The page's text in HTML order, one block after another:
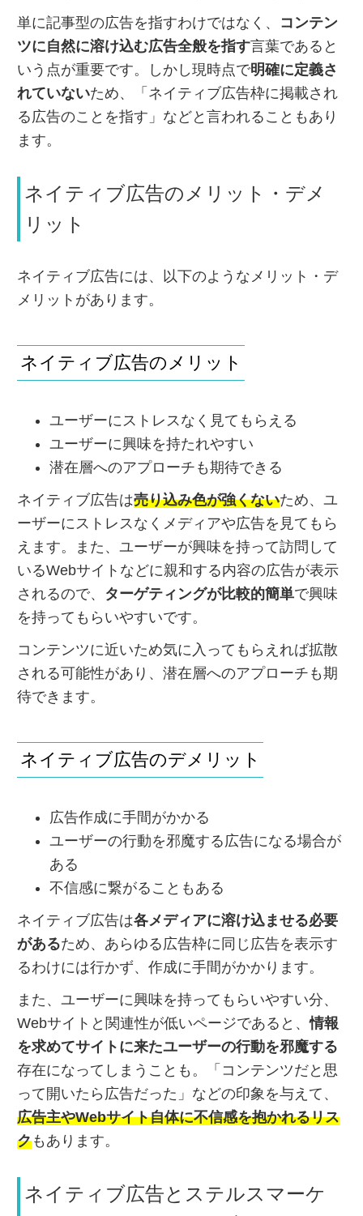
単に記事型の広告を指すわけではなく、 コンテン
ツに自然に溶け込む広告全般を指す言葉であると
いう点が重要です。しかし現時点で明確に定義さ
れていないため、「ネイティブ広告枠に掲載され
る広告のことを指す」などと言われることもあり
ます。
ネイティブ広告のメリット・デメ
リット
ネイティブ広告には、以下のようなメリット・デ
メリットがあります。
ネイティブ広告のメリット
ユーザーにストレスなく見てもらえる
ユーザーに興味を持たれやすい
潜在層へのアプローチも期待できる
ネイティブ広告は売り込み色が強くないため、ユ
ーザーにストレスなくメディアや広告を見てもら
えます。また、ユーザーが興味を持って訪問して
いるWebサイトなどに親和する内容の広告が表示
されるので、 ターゲティングが比較的簡単で興味
を持ってもらいやすいです。
コンテンツに近いため気に入ってもらえれば拡散
される可能性があり、潜在層へのアプローチも期
待できます。
ネイティブ広告のデメリット
広告作成に手間がかかる
ユーザーの行動を邪魔する広告になる場合が
ある
不信感に繋がることもある
ネイティブ広告は各メディアに溶け込ませる必要
があるため、あらゆる広告枠に同じ広告を表示す
るわけには行かず、作成に手間がかかります。
また、ユーザーに興味を持ってもらいやすい分、
Webサイトと関連性が低いページであると、情報
を求めてサイトに来たユーザーの行動を邪魔する
存在になってしまうことも。「コンテンツだと思
って開いたら広告だった」などの印象を与えて、
広告主やWebサイト自体に不信感を抱かれるリス
クもあります。
ネイティブ広告とステルスマーケ